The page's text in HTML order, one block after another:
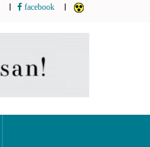
facebook